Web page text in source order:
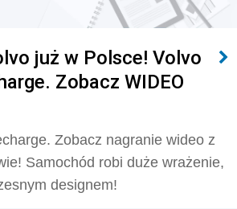
już w Polsce! Volvo
Zobacz WIDEO
Zobacz nagranie wideo z
Samochód robi duże wrażenie,
designem!